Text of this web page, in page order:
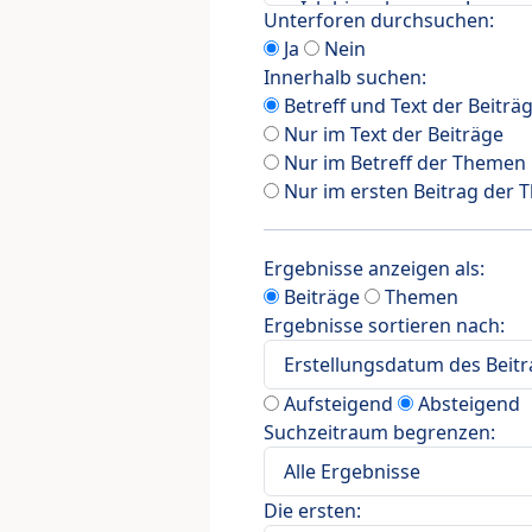
Unterforen durchsuchen:
Ja
Nein
Innerhalb suchen:
Betreff und Text der
Nur im Text der Beiträge
Nur im Betreff der Themen
Nur im ersten Beitrag der
Ergebnisse anzeigen als:
Beiträge
Themen
Ergebnisse sortieren nach:
Aufsteigend
Absteigend
Suchzeitraum begrenzen:
Die ersten: